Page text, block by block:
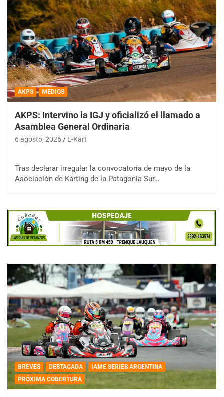
AKPS MEDIOS
AKPS: Intervino la IGJ y oficializó el llamado a
Asamblea General Ordinaria
6 agosto, 2026 E-Kart
Tras declarar irregular la convocatoria de mayo de la
Asociación de Karting de la Patagonia Sur…
BREVES DESTACADA
IAME SERIES ARGENTINA
PRÓXIMA COBERTURA